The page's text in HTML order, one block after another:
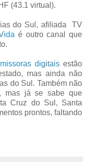
(43.1 virtual).
do Sul, afiliada TV
é outro canal que
digitaisestão
mas ainda não
do Sul. Também não
mas já se sabe que
Cruz do Sul, Santa
prontos, faltando